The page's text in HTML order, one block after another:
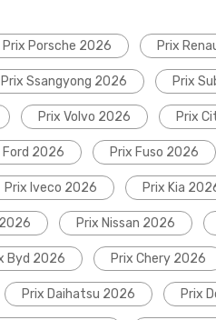
Prix Porsche 2026 Prix
Prix Ssangyong 2026 Prix
Prix Volvo 2026 Prix
Ford 2026 Prix Fuso 2026
Prix Iveco 2026 Prix Kia
Prix Nissan 2026
Byd 2026 Prix Chery 2026
Prix Daihatsu 2026 Prix